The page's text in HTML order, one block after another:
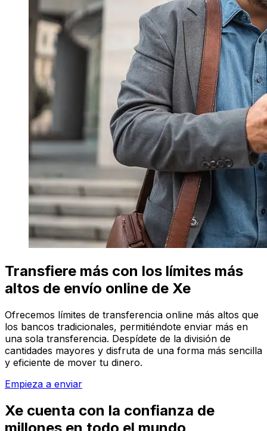
Transfiere más con los límites más
altos de envío online de Xe
Ofrecemos límites de transferencia online más altos que
los bancos tradicionales, permitiéndote enviar más en
una sola transferencia. Despídete de la división de
cantidades mayores y disfruta de una forma más sencilla
y eficiente de mover tu dinero.
Empieza a enviar
Xe cuenta con la confianza de
millones en todo el mundo